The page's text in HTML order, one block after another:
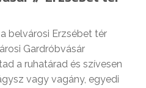
belvárosi Erzsébet tér
Gardróbvásár
a ruhatárad és szívesen
vagy vagány, egyedi